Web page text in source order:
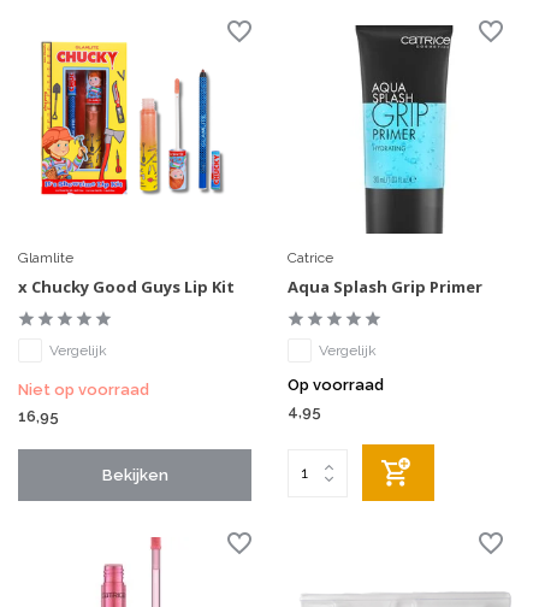
Glamlite
x Chucky Good Guys Lip Kit
Vergelijk
Niet op voorraad
16,95
Bekijken
Catrice
Aqua Splash Grip Primer
Vergelijk
Op voorraad
4,95